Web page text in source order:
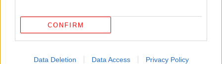
CONFIRM
Data Deletion Data Access Privacy Policy